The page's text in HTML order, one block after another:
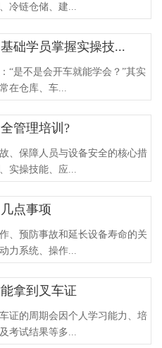
冷链仓储、建...
础学员掌握实操技...
“是不是会开车就能学会？”其实
在仓库、车...
管理培训?
、保障人员与设备安全的核心措
实操技能、应...
点事项
、预防事故和延长设备寿命的关
力系统、操作...
拿到叉车证
证的周期会因个人学习能力、培
考试结果等多...